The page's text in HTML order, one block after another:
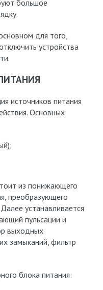
большое
для того,
устройства
источников питания
Основных
из понижающего
преобразующего
устанавливается
пульсации и
выходных
замыканий, фильтр
блока питания: